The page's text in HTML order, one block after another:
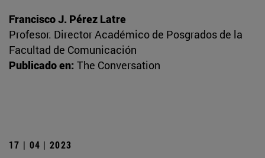
Francisco J. Pérez Latre
Profesor. Director Académico de Posgrados de la
Facultad de Comunicación
Publicado en: The Conversation
17 | 04 | 2023